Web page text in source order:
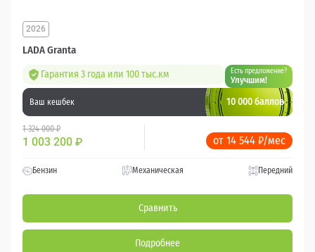
LADA Granta
2026
Гарантия 3 года или 100 тыс.км Есть предложение?
Улучшим!
Ваш кешбек 10 000 баллов
1 324 000 ₽
1 003 200 ₽ от 14 544 ₽/мес
Бензин Механическая Передний
Сравнить
Подробнее